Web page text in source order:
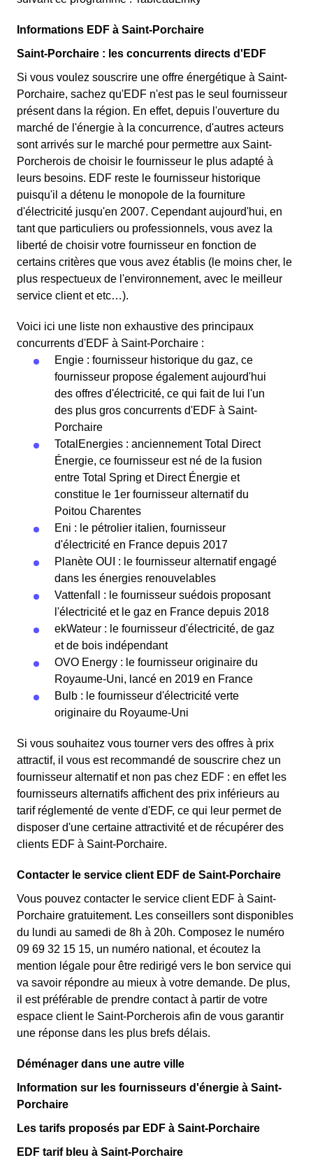
Informations EDF à Saint-Porchaire
Saint-Porchaire : les concurrents directs d'EDF
Si vous voulez souscrire une offre énergétique à Saint-
Porchaire, sachez qu'EDF n'est pas le seul fournisseur
présent dans la région. En effet, depuis l'ouverture du
marché de l'énergie à la concurrence, d'autres acteurs
sont arrivés sur le marché pour permettre aux Saint-
Porcherois de choisir le fournisseur le plus adapté à
leurs besoins. EDF reste le fournisseur historique
puisqu'il a détenu le monopole de la fourniture
d'électricité jusqu'en 2007. Cependant aujourd'hui, en
tant que particuliers ou professionnels, vous avez la
liberté de choisir votre fournisseur en fonction de
certains critères que vous avez établis (le moins cher, le
plus respectueux de l'environnement, avec le meilleur
service client et etc…).
Voici ici une liste non exhaustive des principaux
concurrents d'EDF à Saint-Porchaire :
Engie : fournisseur historique du gaz, ce
fournisseur propose également aujourd'hui
des offres d'électricité, ce qui fait de lui l'un
des plus gros concurrents d'EDF à Saint-
Porchaire
TotalEnergies : anciennement Total Direct
Énergie, ce fournisseur est né de la fusion
entre Total Spring et Direct Énergie et
constitue le 1er fournisseur alternatif du
Poitou Charentes
Eni : le pétrolier italien, fournisseur
d'électricité en France depuis 2017
Planète OUI : le fournisseur alternatif engagé
dans les énergies renouvelables
Vattenfall : le fournisseur suédois proposant
l'électricité et le gaz en France depuis 2018
ekWateur : le fournisseur d'électricité, de gaz
et de bois indépendant
OVO Energy : le fournisseur originaire du
Royaume-Uni, lancé en 2019 en France
Bulb : le fournisseur d'électricité verte
originaire du Royaume-Uni
Si vous souhaitez vous tourner vers des offres à prix
attractif, il vous est recommandé de souscrire chez un
fournisseur alternatif et non pas chez EDF : en effet les
fournisseurs alternatifs affichent des prix inférieurs au
tarif réglementé de vente d'EDF, ce qui leur permet de
disposer d'une certaine attractivité et de récupérer des
clients EDF à Saint-Porchaire.
Contacter le service client EDF de Saint-Porchaire
Vous pouvez contacter le service client EDF à Saint-
Porchaire gratuitement. Les conseillers sont disponibles
du lundi au samedi de 8h à 20h. Composez le numéro
09 69 32 15 15, un numéro national, et écoutez la
mention légale pour être redirigé vers le bon service qui
va savoir répondre au mieux à votre demande. De plus,
il est préférable de prendre contact à partir de votre
espace client le Saint-Porcherois afin de vous garantir
une réponse dans les plus brefs délais.
Déménager dans une autre ville
Information sur les fournisseurs d'énergie à Saint-
Porchaire
Les tarifs proposés par EDF à Saint-Porchaire
EDF tarif bleu à Saint-Porchaire